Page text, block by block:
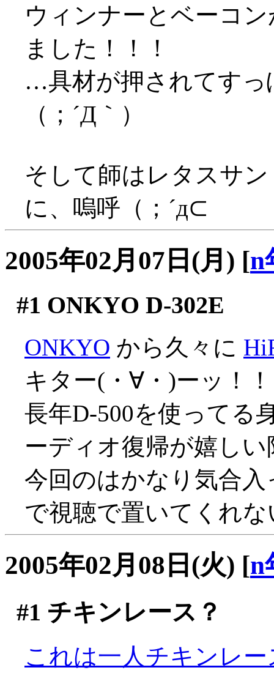
ウィンナーとベーコ
ました！！！
…具材が押されてすっ
（；´Д｀）
そして師はレタスサ
に、嗚呼（；´д⊂
2005年02月07日(月) [n
#1 ONKYO D-302E
ONKYO から久々に
キター(・∀・)ーッ！！
長年D-500を使ってる
ーディオ復帰が嬉し
今回のはかなり気合
で視聴で置いてくれ
2005年02月08日(火) [n
#1 チキンレース？
これは一人チキンレー